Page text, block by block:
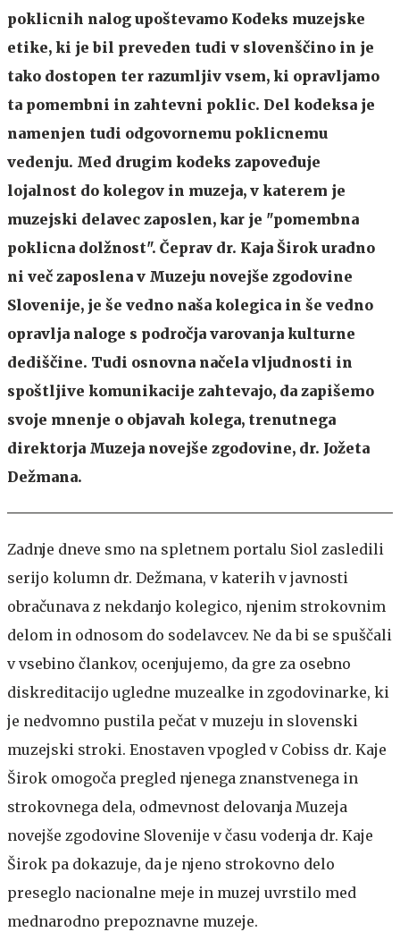
poklicnih nalog upoštevamo Kodeks muzejske
etike, ki je bil preveden tudi v slovenščino in je
tako dostopen ter razumljiv vsem, ki opravljamo
ta pomembni in zahtevni poklic. Del kodeksa je
namenjen tudi odgovornemu poklicnemu
vedenju. Med drugim kodeks zapoveduje
lojalnost do kolegov in muzeja, v katerem je
muzejski delavec zaposlen, kar je "pomembna
poklicna dolžnost". Čeprav dr. Kaja Širok uradno
ni več zaposlena v Muzeju novejše zgodovine
Slovenije, je še vedno naša kolegica in še vedno
opravlja naloge s področja varovanja kulturne
dediščine. Tudi osnovna načela vljudnosti in
spoštljive komunikacije zahtevajo, da zapišemo
svoje mnenje o objavah kolega, trenutnega
direktorja Muzeja novejše zgodovine, dr. Jožeta
Dežmana.
Zadnje dneve smo na spletnem portalu Siol zasledili
serijo kolumn dr. Dežmana, v katerih v javnosti
obračunava z nekdanjo kolegico, njenim strokovnim
delom in odnosom do sodelavcev. Ne da bi se spuščali
v vsebino člankov, ocenjujemo, da gre za osebno
diskreditacijo ugledne muzealke in zgodovinarke, ki
je nedvomno pustila pečat v muzeju in slovenski
muzejski stroki. Enostaven vpogled v Cobiss dr. Kaje
Širok omogoča pregled njenega znanstvenega in
strokovnega dela, odmevnost delovanja Muzeja
novejše zgodovine Slovenije v času vodenja dr. Kaje
Širok pa dokazuje, da je njeno strokovno delo
preseglo nacionalne meje in muzej uvrstilo med
mednarodno prepoznavne muzeje.